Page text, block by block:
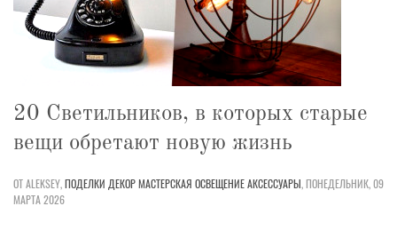
20 Светильников, в которых старые
вещи обретают новую жизнь
ОТ ALEKSEY,ПОДЕЛКИ ДЕКОРМАСТЕРСКАЯ ОСВЕЩЕНИЕАКСЕССУАРЫ,ПОНЕДЕЛЬНИК, 09
МАРТА 2026